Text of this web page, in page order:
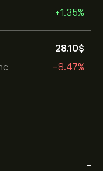
+1.35%
28.10‎$‎
-8.47%
-